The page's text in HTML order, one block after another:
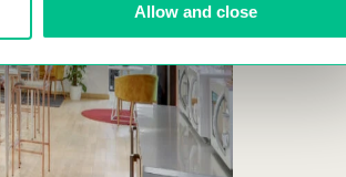
Allow and close